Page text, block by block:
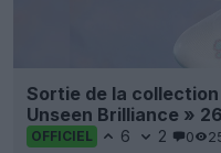
Sortie de la
Unseen Brilliance »
OFFICIEL 6 2 0